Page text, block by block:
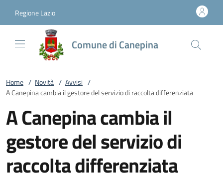
Regione Lazio
Comune di Canepina
Home / Novità / Avvisi /
A Canepina cambia il gestore del servizio di raccolta differenziata
A Canepina cambia il
gestore del servizio di
raccolta differenziata